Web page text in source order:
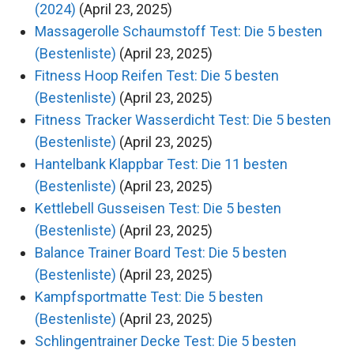
(2024) (April 23, 2025)
Massagerolle Schaumstoff Test: Die 5 besten
(Bestenliste) (April 23, 2025)
Fitness Hoop Reifen Test: Die 5 besten
(Bestenliste) (April 23, 2025)
Fitness Tracker Wasserdicht Test: Die 5 besten
(Bestenliste) (April 23, 2025)
Hantelbank Klappbar Test: Die 11 besten
(Bestenliste) (April 23, 2025)
Kettlebell Gusseisen Test: Die 5 besten
(Bestenliste) (April 23, 2025)
Balance Trainer Board Test: Die 5 besten
(Bestenliste) (April 23, 2025)
Kampfsportmatte Test: Die 5 besten
(Bestenliste) (April 23, 2025)
Schlingentrainer Decke Test: Die 5 besten